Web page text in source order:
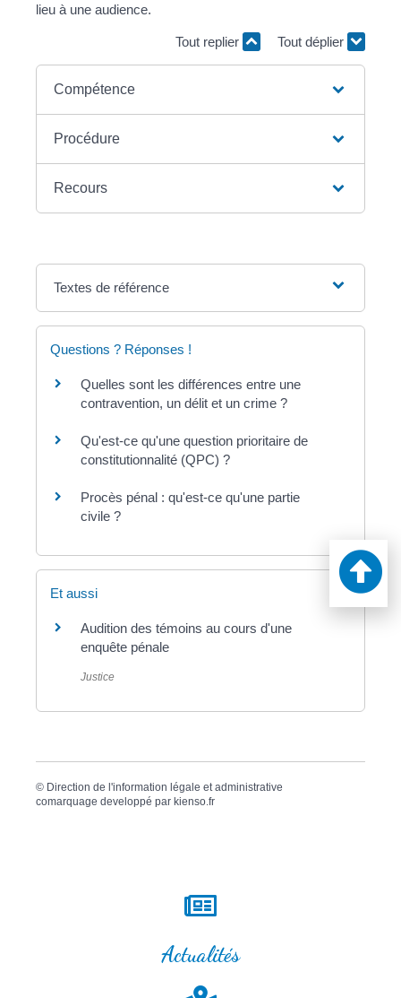
lieu à une audience.
Tout replier Tout déplier
Compétence
Procédure
Recours
Textes de référence
Questions ? Réponses !
Quelles sont les différences entre une
contravention, un délit et un crime ?
Qu'est-ce qu'une question prioritaire de
constitutionnalité (QPC) ?
Procès pénal : qu'est-ce qu'une partie
civile ?
Et aussi
Audition des témoins au cours d'une
enquête pénale
Justice
© Direction de l'information légale et administrative
comarquage developpé par kienso.fr
Actualités